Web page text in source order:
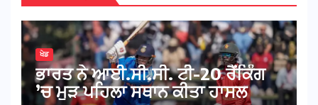
ਖੇਡ
ਭਾਰਤ ਨੇ ਆਈ.ਸੀ.ਸੀ. ਟੀ-20 ਰੈਂਕਿੰਗ
’ਚ ਮੁੜ ਪਹਿਲਾ ਸਥਾਨ ਕੀਤਾ ਹਾਸਲ